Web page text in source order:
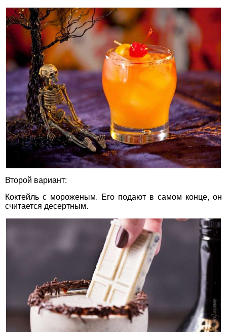
Второй вариант:
Коктейль с мороженым. Его подают в самом конце, он
считается десертным.